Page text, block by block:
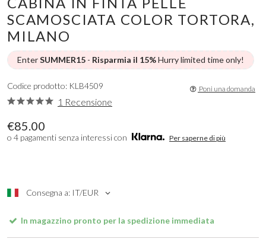
SCAMOSCIATA COLOR TORTORA,
MILANO
EnterSUMMER15 - Risparmia il 15%Hurry limited time only!
€85.00
o 4 pagamenti senza interessi con Per saperne di più
Consegna a: IT/EUR
Codice prodotto: KLB4509
1 Recensione
Poni una domanda
In magazzino pronto per la spedizione immediata